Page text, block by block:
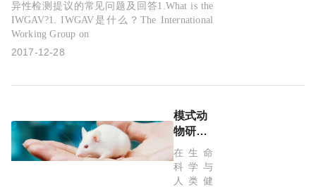
异性检测提议的常见问题及回答1.What is the
IWGAV?1. IWGAV是什么？The International
Working Group on
2017-12-28
模式动
物研究
进展
在生命
科学与
人类健